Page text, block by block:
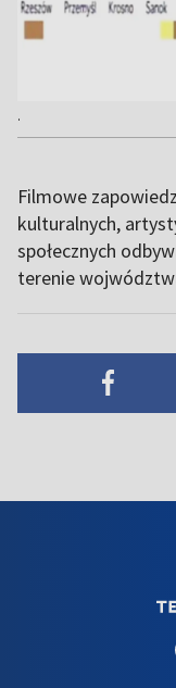
.
Filmowe
kulturalnych,
społecznych
terenie